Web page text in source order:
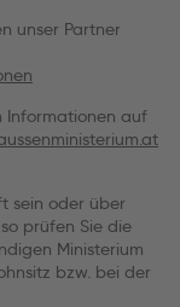
unser Partner
Informationen auf
sein oder über
prüfen Sie die
Ministerium
bzw. bei der